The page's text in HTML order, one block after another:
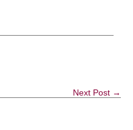
Next Post →